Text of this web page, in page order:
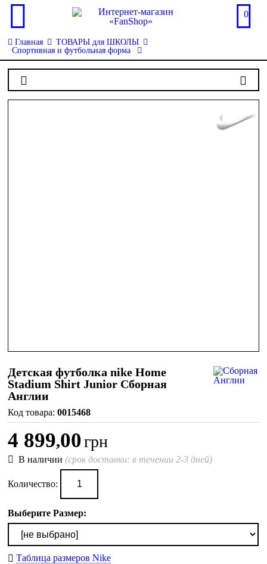
0
Главная
ТОВАРЫ для ШКОЛЫ
Спортивная и футбольная форма
Детская футболка nike Home
Stadium Shirt Junior Сборная
Англии
0015468
4 899,00грн
В наличии(срок доставки: в течении 2-3 дней)
Количество:
Выберите Размер:
Таблица размеров Nike